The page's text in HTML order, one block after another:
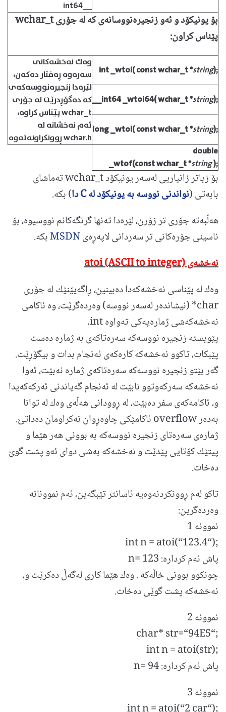
بۆ یونیكۆد و ئه‌و زنجیره‌نووسانه‌ی كه له جۆری wchar_t
پێناس كراون:
int_wtoi(constwchar_t*string);
وه‌ك نه‌خشه‌كانی
سه‌ره‌وه ڕه‌فتار ده‌كه‌ن،
لێره‌دا زنجیر‌ه‌نووسه‌كه‌ی
كه ده‌گۆڕدرێت له‌ جۆری
wchar_t پێناس كراوه‌،
ئه‌م نه‌خشانه له
wchar.h ڕوونكراونه‌ته‌وه
__int64_wtoi64(wchar_t*string);
long_wtol(constwchar_t*string);
double
_wtof(constwchar_t*string);
بۆ زیاتر زانیاریی له‌سه‌ر یونیكۆد wchar_t ته‌ماشای
بابه‌تی (نواندنی نووسه به‌ یونیكۆد له‌ C دا
) بكه.
هه‌ڵبه‌ته‌ جۆری تر زۆرن، لێره‌دا ته‌نها گرنگه‌كانم نووسیوه‌، بۆ
ناسینی جۆره‌كانی تر سه‌ردانی لاپه‌ڕه‌یMSDNبكه‌.
نه‌خشه‌یatoi (ASCII to integer)
وه‌ك له پێناسی نه‌خشه‌كه‌دا ده‌بینین، ڕاگه‌یێنێك له جۆری
char* (نیشانده‌ر له‌سه‌ر نووسه) وه‌رده‌گرێت، وه ئاكامی
نه‌خشه‌كه‌شی ژماره‌یه‌كی ته‌واوه int.
پێویسته زنجیره نووسه‌كه سه‌ره‌تاكه‌ی به ژماره ده‌ست
پێبكات، تاكوو نه‌خشه‌كه كاره‌كه‌ی ئه‌نجام بدات و بیگۆڕێت.
گه‌ر بێتو زنجیره نووسه‌كه سه‌ره‌تاكه‌ی ژماره نه‌بێت، ئه‌وا
نه‌خشه‌كه سه‌ركه‌وتوو نابێت له ئه‌نجام گه‌یاندنی ئه‌ركه‌كه‌یدا
و، ئاكامه‌كه‌ی سفر ده‌بێت، له ڕوودانی هه‌ڵه‌ی وه‌ك له توانا
به‌ده‌ر overflow ئاكامێكی چاوه‌ڕوان نه‌كراومان ده‌داتێ.
ژماره‌ی سه‌ره‌تای زنجیره نووسه‌كه به بوونی هه‌ر هێما و
پیتێك كۆتایی پێدێت و نه‌خشه‌كه به‌شی دوای ئه‌و پشت گوێ
ده‌خات.
تاكو له‌م ڕوونكردنه‌وه‌یه‌ ئاسانتر تێبگه‌ین، ئه‌م نموونانه‌
وه‌رده‌گرین:
نموونه 1
int n = atoi(“123.4“);
پاش ئه‌م كرداره: n= 123
چونكوو بوونی خاڵه‌كه‌ . وه‌ك هێما كاری له‌گه‌ڵ ده‌كرێت و،
نه‌خشه‌كه‌ پشت گوێی ده‌خات.
نموونه 2
char* str=“94E5“;
int n = atoi(str);
پاش ئه‌م كرداره: n= 94
نموونه 3